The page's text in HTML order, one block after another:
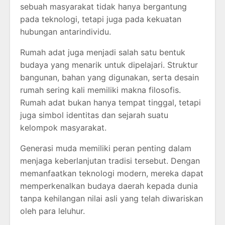
sebuah masyarakat tidak hanya bergantung
pada teknologi, tetapi juga pada kekuatan
hubungan antarindividu.
Rumah adat juga menjadi salah satu bentuk
budaya yang menarik untuk dipelajari. Struktur
bangunan, bahan yang digunakan, serta desain
rumah sering kali memiliki makna filosofis.
Rumah adat bukan hanya tempat tinggal, tetapi
juga simbol identitas dan sejarah suatu
kelompok masyarakat.
Generasi muda memiliki peran penting dalam
menjaga keberlanjutan tradisi tersebut. Dengan
memanfaatkan teknologi modern, mereka dapat
memperkenalkan budaya daerah kepada dunia
tanpa kehilangan nilai asli yang telah diwariskan
oleh para leluhur.